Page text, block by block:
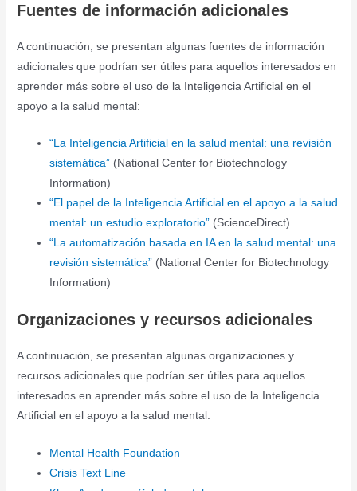
Fuentes de información adicionales
A continuación, se presentan algunas fuentes de información
adicionales que podrían ser útiles para aquellos interesados en
aprender más sobre el uso de la Inteligencia Artificial en el
apoyo a la salud mental:
“La Inteligencia Artificial en la salud mental: una revisión
sistemática” (National Center for Biotechnology
Information)
“El papel de la Inteligencia Artificial en el apoyo a la salud
mental: un estudio exploratorio” (ScienceDirect)
“La automatización basada en IA en la salud mental: una
revisión sistemática” (National Center for Biotechnology
Information)
Organizaciones y recursos adicionales
A continuación, se presentan algunas organizaciones y
recursos adicionales que podrían ser útiles para aquellos
interesados en aprender más sobre el uso de la Inteligencia
Artificial en el apoyo a la salud mental:
Mental Health Foundation
Crisis Text Line